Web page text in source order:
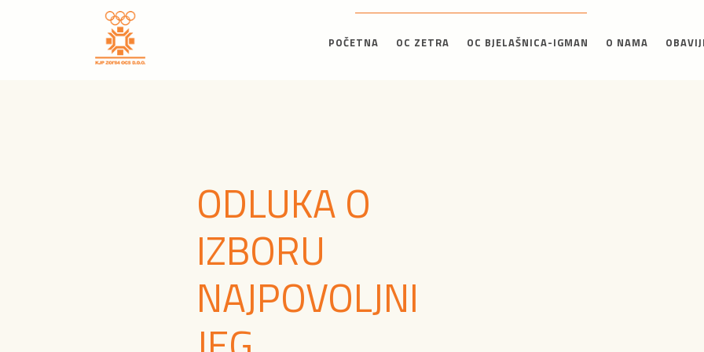
POČETNA OC ZETRA OC BJELAŠNICA-IGMAN O NAMA
ODLUKA O
IZBORU
NAJPOVOLJNI